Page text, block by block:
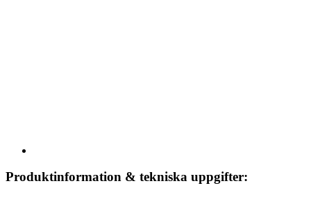
Produktinformation & tekniska uppgifter: